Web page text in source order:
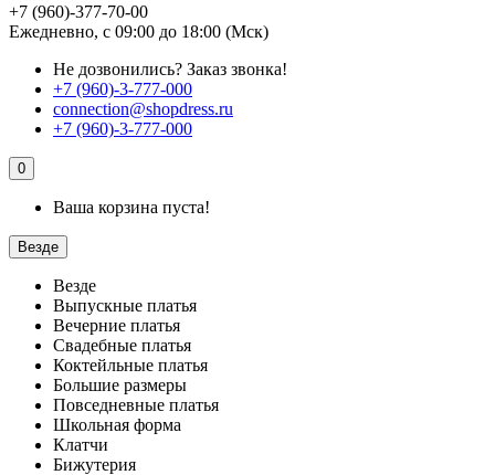
+7 (960)-377-70-00
Ежедневно, с 09:00 до 18:00 (Мск)
Не дозвонились? Заказ звонка!
+7 (960)-3-777-000
connection@shopdress.ru
+7 (960)-3-777-000
0
Ваша корзина пуста!
Везде
Везде
Выпускные платья
Вечерние платья
Свадебные платья
Коктейльные платья
Большие размеры
Повседневные платья
Школьная форма
Клатчи
Бижутерия